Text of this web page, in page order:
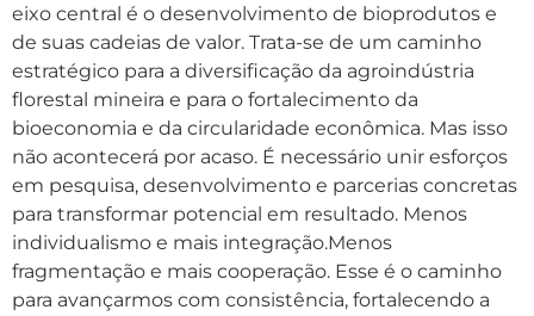
eixo central é o desenvolvimento de bioprodutos e
de suas cadeias de valor. Trata-se de um caminho
estratégico para a diversificação da agroindústria
florestal mineira e para o fortalecimento da
bioeconomia e da circularidade econômica. Mas isso
não acontecerá por acaso. É necessário unir esforços
em pesquisa, desenvolvimento e parcerias concretas
para transformar potencial em resultado. Menos
individualismo e mais integração.Menos
fragmentação e mais cooperação. Esse é o caminho
para avançarmos com consistência, fortalecendo a